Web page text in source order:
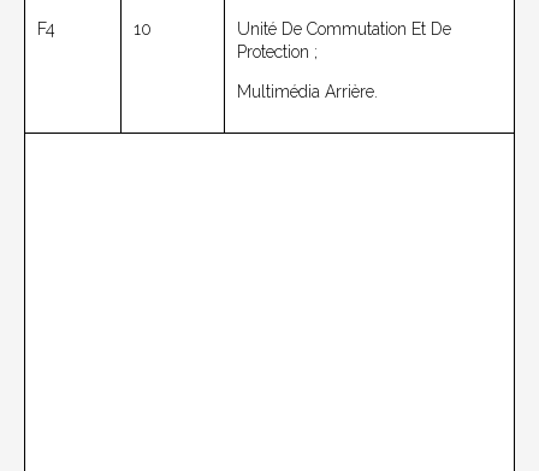
F4 10
Unité De Commutation Et De
Protection ;
Multimédia Arrière.